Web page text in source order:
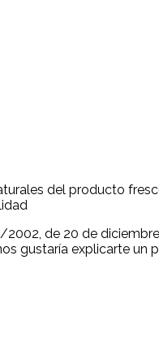
del producto
de 20 de
gustaría explicarte un